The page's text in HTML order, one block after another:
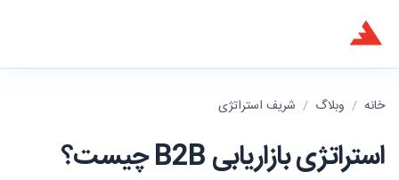
خانه / وبلاگ / شریف استراتژی
استراتژی بازاریابی B2B چیست؟